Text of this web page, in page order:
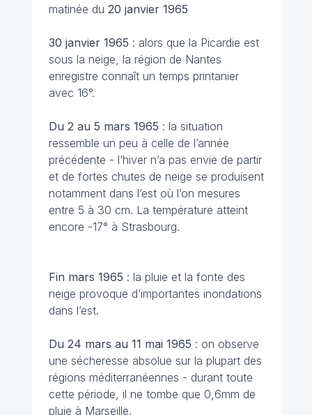
matinée du 20 janvier 1965
30 janvier 1965 : alors que la Picardie est
sous la neige, la région de Nantes
enregistre connaît un temps printanier
avec 16°.
Du 2 au 5 mars 1965 : la situation
ressemble un peu à celle de l’année
précédente - l’hiver n’a pas envie de partir
et de fortes chutes de neige se produisent
notamment dans l’est où l’on mesures
entre 5 à 30 cm. La température atteint
encore -17° à Strasbourg.
Fin mars 1965 : la pluie et la fonte des
neige provoque d’importantes inondations
dans l’est.
Du 24 mars au 11 mai 1965 : on observe
une sécheresse absolue sur la plupart des
régions méditerranéennes - durant toute
cette période, il ne tombe que 0,6mm de
pluie à Marseille.